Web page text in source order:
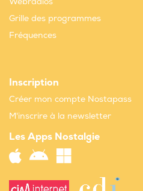
Grille des programmes
Fréquences
Inscription
Créer mon compte Nostapass
M'inscrire à la newsletter
Les Apps Nostalgie